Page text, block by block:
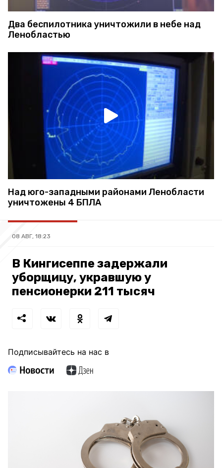
Два беспилотника уничтожили в небе над
Ленобластью
Над юго-западными районами Ленобласти
уничтожены 4 БПЛА
08 АВГ, 18:23
В Кингисеппе задержали
уборщицу, укравшую у
пенсионерки 211 тысяч
Подписывайтесь на нас в